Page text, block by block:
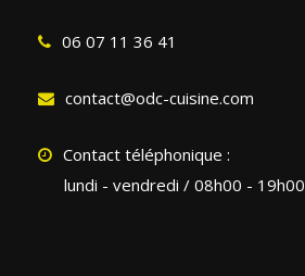
06 07 11 36 41
contact@odc-cuisine.com
Contact téléphonique :
lundi - vendredi / 08h00 - 19h00